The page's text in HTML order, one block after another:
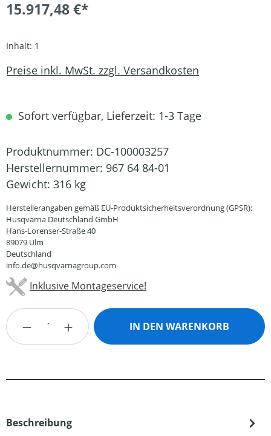
15.917,48 €*
Inhalt: 1
Preise inkl. MwSt. zzgl. Versandkosten
Sofort verfügbar, Lieferzeit: 1-3 Tage
Produktnummer: DC-100003257
Herstellernummer: 967 64 84-01
Gewicht: 316 kg
Herstellerangaben gemäß EU-Produktsicherheitsverordnung (GPSR):
Husqvarna Deutschland GmbH
Hans-Lorenser-Straße 40
89079 Ulm
Deutschland
info.de@husqvarnagroup.com
Inklusive Montageservice!
Produkt Anzahl: Gib den gewünschten
IN DEN WARENKORB
Beschreibung